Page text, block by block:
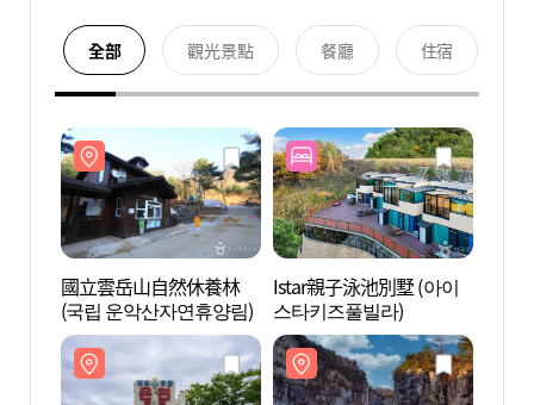
全部 觀光景點 餐廳 住宿
國立雲岳山自然休養林
(국립 운악산자연휴양림)
Istar親子泳池別墅 (아이
스타키즈풀빌라)